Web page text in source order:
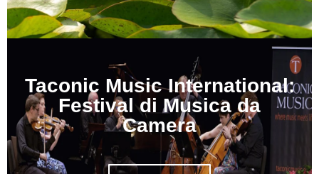
Taconic Music International:
Festival di Musica da
Camera